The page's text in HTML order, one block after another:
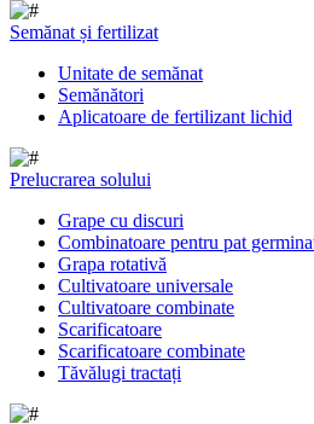
Semănat și fertilizat
Unitate de semănat
Semănători
Aplicatoare de fertilizant lichid
Prelucrarea solului
Grape cu discuri
Combinatoare pentru pat
Grapa rotativă
Cultivatoare universale
Cultivatoare combinate
Scarificatoare
Scarificatoare combinate
Tăvălugi tractați